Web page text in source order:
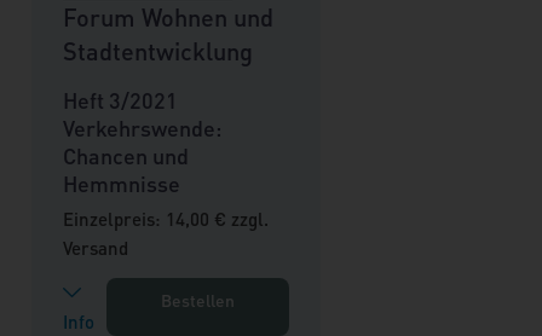
Forum Wohnen und
Stadtentwicklung
Heft 3/2021
Verkehrswende:
Chancen und
Hemmnisse
Einzelpreis: 14,00 € zzgl.
Versand
Info
Bestellen